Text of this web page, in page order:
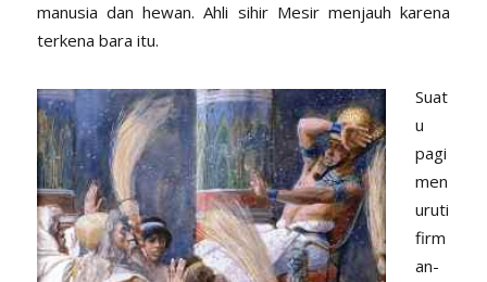
manusia dan hewan. Ahli sihir Mesir menjauh karena
terkena bara itu.
Suat
u
pagi
men
uruti
firm
an-